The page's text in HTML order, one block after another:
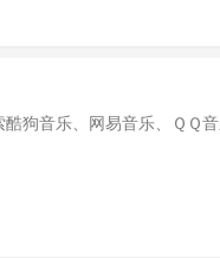
狗音乐、网易音乐、ＱＱ